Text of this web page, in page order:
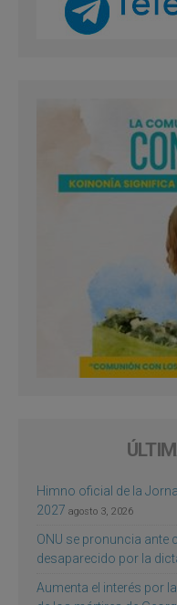
Himno oficial de la
2027 agosto 3, 2026
ONU se pronuncia
desaparecido por la
Aumenta el interés por